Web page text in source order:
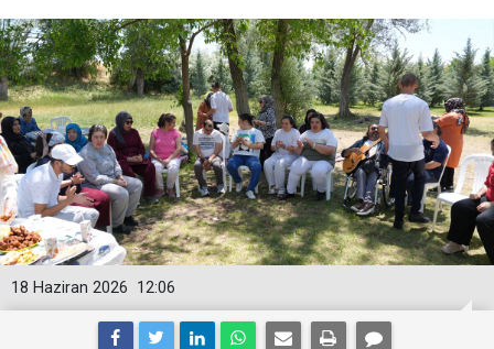
12:06
18 Haziran 2026